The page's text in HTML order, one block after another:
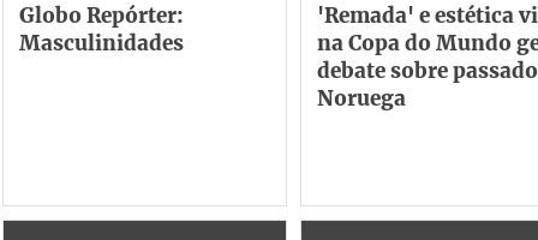
Globo Repórter:
Masculinidades
'Remada' e estética
na Copa do Mundo
debate sobre
Noruega